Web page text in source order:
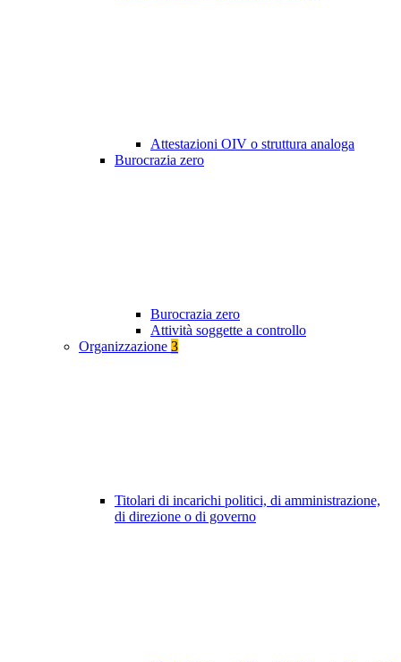
Attestazioni OIV o struttura analoga
Burocrazia zero
Burocrazia zero
Attività soggette a controllo
Organizzazione 3
Titolari di incarichi politici, di amministrazione,
di direzione o di governo